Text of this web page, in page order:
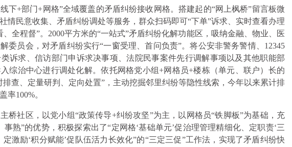
下+部门+网格”全域覆盖的矛盾纠纷接收网格。搭建起的“网上枫桥”留言板微
情民意收集、矛盾纠纷调处等服务，群众扫码即可“下单”诉求、实时查看办理
全程督”。2000平方米的“一站式”矛盾纠纷化解功能区，吸纳金融、物业、医
委员会，对矛盾纠纷实行“一窗受理、首问负责”。将公安非警务警情、12345
诉求、信访部门申诉求决事项、法院民事案件先行调解事项以及其他职能部
综治中心进行调处化解。依托网格党小组+网格员+楼栋（单元、联户）长的
查、定量研判、定向处置”，主动挖掘邻里纠纷等隐性线索，今年以来累计排
率100%。
桥社区，以党小组“政策传导+纠纷攻坚”为主，以网格员“铁脚板”为基础，充
熟”的优势，积极探索出了“定网格‘基础单元’促治理管理精细化、定职责‘三
激励‘积分赋能’促队伍活力长效化”的“三定三促”工作法，实现了矛盾纠纷快